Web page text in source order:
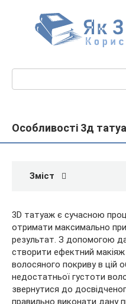
Особливості 3д
Зміст
3D татуаж є сучасною
отримати максимально
результат. З допомогою
створити ефектний макіяж
волосяного покриву в цій
недостатньої густоти
звернутися до
правильно виконати дану